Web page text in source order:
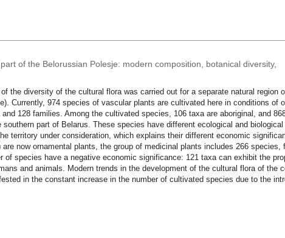
of the Belorussian Polesje: modern composition, botanical diversity,
the diversity of the cultural flora was carried out for a separate natural region
Currently, 974 species of vascular plants are cultivated here in conditions of
128 families. Among the cultivated species, 106 taxa are aboriginal, and
part of Belarus. These species have different ecological and biological
territory under consideration, which explains their different economic
now ornamental plants, the group of medicinal plants includes 266 species,
of species have a negative economic significance: 121 taxa can exhibit the
and animals. Modern trends in the development of the cultural flora of the
in the constant increase in the number of cultivated species due to the